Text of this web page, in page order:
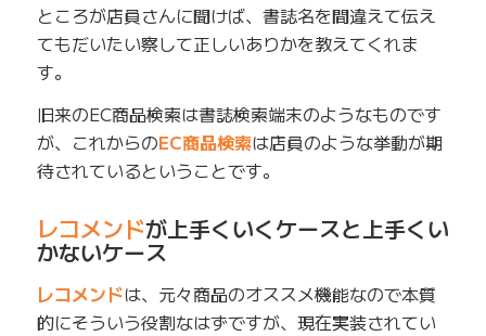
ところが店員さんに聞けば、書誌名を間違えて伝え
てもだいたい察して正しいありかを教えてくれま
す。
旧来のEC商品検索は書誌検索端末のようなものです
が、これからのEC商品検索は店員のような挙動が期
待されているということです。
レコメンドが上手くいくケースと上手くい
かないケース
レコメンドは、元々商品のオススメ機能なので本質
的にそういう役割なはずですが、現在実装されてい